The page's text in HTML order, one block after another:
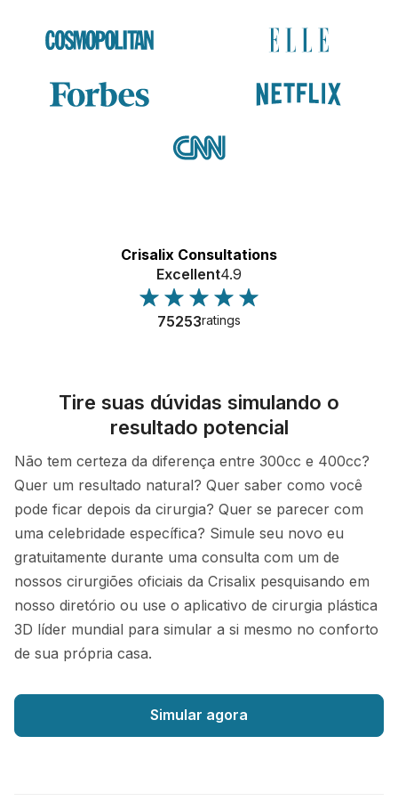
Crisalix Consultations
Excellent4.9
75253ratings
Tire suas dúvidas simulando o
resultado potencial
Não tem certeza da diferença entre 300cc e 400cc?
Quer um resultado natural? Quer saber como você
pode ficar depois da cirurgia? Quer se parecer com
uma celebridade específica? Simule seu novo eu
gratuitamente durante uma consulta com um de
nossos cirurgiões oficiais da Crisalix pesquisando em
nosso diretório ou use o aplicativo de cirurgia plástica
3D líder mundial para simular a si mesmo no conforto
de sua própria casa.
Simular agora